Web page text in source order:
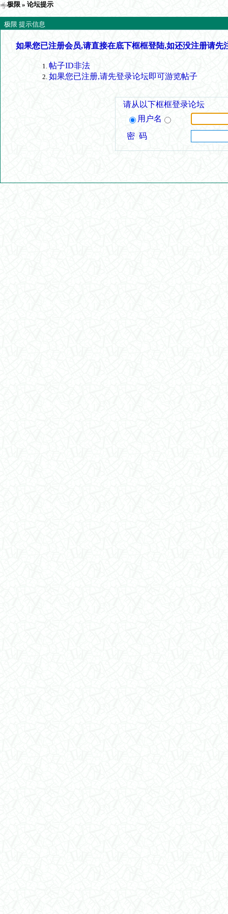
极限 » 论坛提示
极限 提示信息
如果您已注册会员,请直接在底下框框登陆,如还没注册请先
帖子ID非法
如果您已注册,请先登录论坛即可游览帖子
请从以下框框登录论坛
用户名
密 码